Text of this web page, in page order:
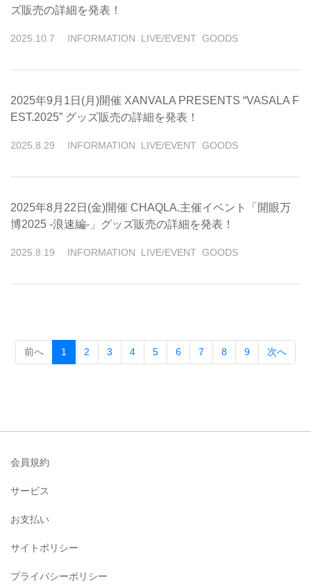
ズ販売の詳細を発表！
2025 10 7 INFORMATION LIVE/EVENT GOODS
2025年9月1日(月)開催 XANVALA PRESENTS “VASALA F
EST.2025” グッズ販売の詳細を発表！
2025 8 29 INFORMATION LIVE/EVENT GOODS
2025年8月22日(金)開催 CHAQLA.主催イベント「開眼万
博2025 -浪速編-」グッズ販売の詳細を発表！
2025 8 19 INFORMATION LIVE/EVENT GOODS
前へ 1 (current)
2 3 4 5 6 7 8 9 次へ
会員規約
サービス
お支払い
サイトポリシー
プライバシーポリシー